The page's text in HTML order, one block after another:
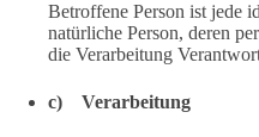
Betroffene Person ist jede
natürliche Person, deren
die Verarbeitung
c) Verarbeitung